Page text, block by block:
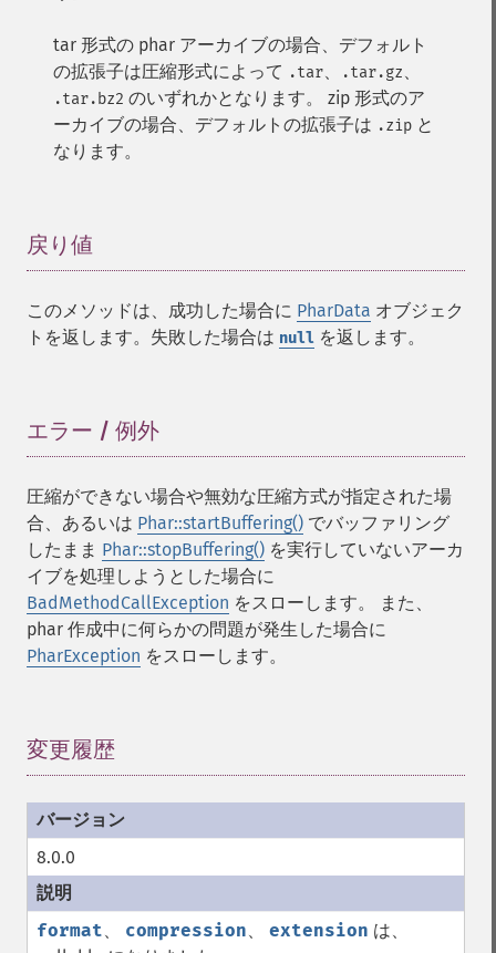
tar 形式の phar アーカイブの場合、デフォルト
の拡張子は圧縮形式によって .tar、 .tar.gz、
.tar.bz2 のいずれかとなります。 zip 形式のア
ーカイブの場合、デフォルトの拡張子は .zip と
なります。
戻り値
このメソッドは、成功した場合に PharData オブジェク
トを返します。失敗した場合は null を返します。
エラー / 例外
圧縮ができない場合や無効な圧縮方式が指定された場
合、あるいは Phar::startBuffering() でバッファリング
したまま Phar::stopBuffering() を実行していないアーカ
イブを処理しようとした場合に
BadMethodCallException をスローします。 また、
phar 作成中に何らかの問題が発生した場合に
PharException をスローします。
変更履歴
8.0.0
format、 compression、 extension は、